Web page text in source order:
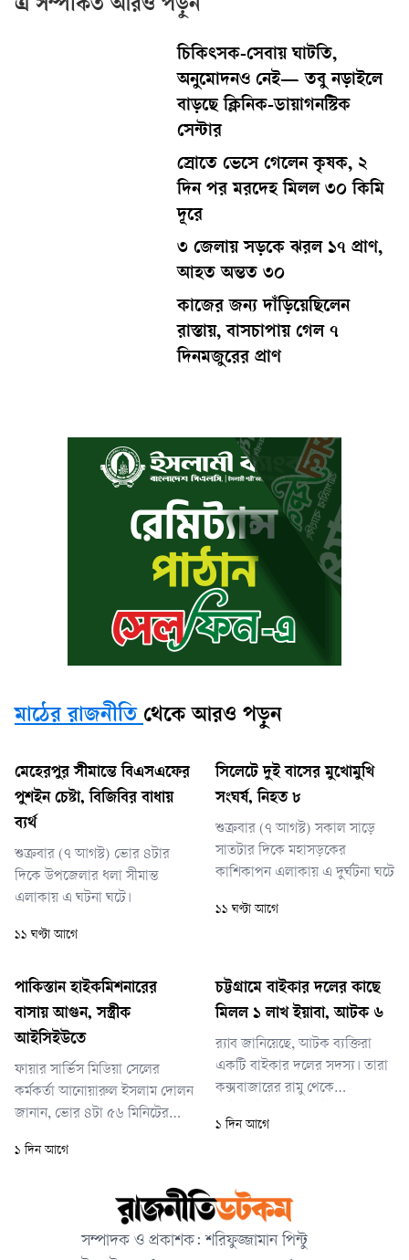
এ সম্পর্কিত আরও পড়ুন
চিকিৎসক-সেবায় ঘাটতি,
অনুমোদনও নেই— তবু নড়াইলে
বাড়ছে ক্লিনিক-ডায়াগনস্টিক
সেন্টার
স্রোতে ভেসে গেলেন কৃষক, ২
দিন পর মরদেহ মিলল ৩০ কিমি
দূরে
৩ জেলায় সড়কে ঝরল ১৭ প্রাণ,
আহত অন্তত ৩০
কাজের জন্য দাঁড়িয়েছিলেন
রাস্তায়, বাসচাপায় গেল ৭
দিনমজুরের প্রাণ
মাঠের রাজনীতি থেকে আরও পড়ুন
মেহেরপুর সীমান্তে বিএসএফের
পুশইন চেষ্টা, বিজিবির বাধায়
ব্যর্থ
শুক্রবার (৭ আগস্ট) ভোর ৪টার
দিকে উপজেলার ধলা সীমান্ত
এলাকায় এ ঘটনা ঘটে।
১১ ঘণ্টা আগে
সিলেটে দুই বাসের মুখোমুখি
সংঘর্ষ, নিহত ৮
শুক্রবার (৭ আগস্ট) সকাল সাড়ে
সাতটার দিকে মহাসড়কের
কাশিকাপন এলাকায় এ দুর্ঘটনা ঘটে
১১ ঘণ্টা আগে
পাকিস্তান হাইকমিশনারের
বাসায় আগুন, সস্ত্রীক
আইসিইউতে
ফায়ার সার্ভিস মিডিয়া সেলের
কর্মকর্তা আনোয়ারুল ইসলাম দোলন
জানান, ভোর ৪টা ৫৬ মিনিটের
ফায়ার সার্ভিস। দ্রুত দুটি ইউনিট
আগুন নিয়ন্ত্রণে আনে। আগুন
পুরোপুরি নেভানো সম্ভব হয় ৫টা
১ দিন আগে
চট্টগ্রামে বাইকার দলের কাছে
মিলল ১ লাখ ইয়াবা, আটক ৬
র‌্যাব জানিয়েছে, আটক ব্যক্তিরা
একটি বাইকার দলের সদস্য। তারা
কক্সবাজারের রামু থেকে
চট্টগ্রামে আসছিলেন। বাইক
আসছিলেন।
১ দিন আগে
সম্পাদক ও প্রকাশক: শরিফুজ্জামান পিন্টু